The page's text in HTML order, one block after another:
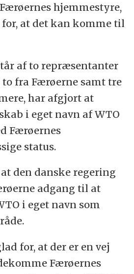
hjemmestyre,
for, at det kan komme til
af to repræsentanter
fra Færøerne samt tre
har afgjort at
i eget navn af WTO
Færøernes
status.
den danske regering
adgang til at
i eget navn som
for, at der er en vej
Færøernes